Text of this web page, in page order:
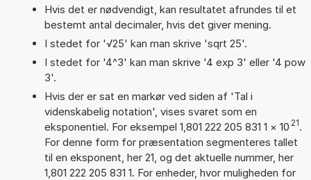
Hvis det er nødvendigt, kan resultatet afrundes til et
bestemt antal decimaler, hvis det giver mening.
I stedet for '√25' kan man skrive 'sqrt 25'.
I stedet for '4^3' kan man skrive '4 exp 3' eller '4 pow
3'.
Hvis der er sat en markør ved siden af 'Tal i
videnskabelig notation', vises svaret som en
eksponentiel. For eksempel 1,801 222 205 831 1 × 10 21.
For denne form for præsentation segmenteres tallet
til en eksponent, her 21, og det aktuelle nummer, her
1,801 222 205 831 1. For enheder, hvor muligheden for